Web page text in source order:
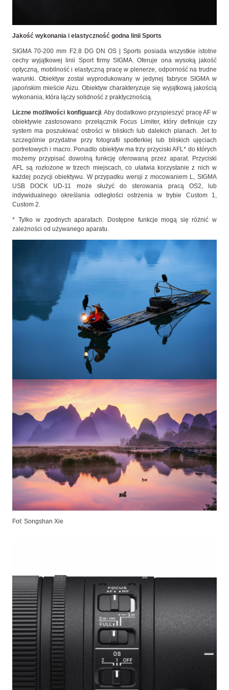
Jakość wykonania i elastyczność godna linii Sports
SIGMA 70-200 mm F2.8 DG DN OS | Sports posiada wszystkie istotne
cechy wyjątkowej linii Sport firmy SIGMA. Oferuje ona wysoką jakość
optyczną, mobilność i elastyczną pracę w plenerze, odporność na trudne
warunki. Obiektyw został wyprodukowany w jedynej fabryce SIGMA w
japońskim mieście Aizu. Obiektyw charakteryzuje się wyjątkową jakością
wykonania, która łączy solidność z praktycznością.
Liczne możliwości konfiguarcji. Aby dodatkowo przyspieszyć pracę AF w
obiektywie zastosowano przełącznik Focus Limiter, który definiuje czy
system ma poszukiwać ostrości w bliskich lub dalekich planach. Jet to
szczególnie przydatne przy fotografii spotterkiej lub bliskich ujęciach
portretowych i macro. Ponadto obiektyw ma trzy przyciski AFL* do których
możemy przypisać dowolną funkcję oferowaną przez aparat. Przyciski
AFL są rozłożone w trzech miejscach, co ułatwia korzystanie z nich w
każdej pozycji obiektywu. W przypadku wersji z mocowaniem L, SIGMA
USB DOCK UD-11 może służyć do sterowania pracą OS2, lub
indywidualnego określania odległości ostrzenia w trybie Custom 1,
Custom 2.
* Tylko w zgodnych aparatach. Dostępne funkcje mogą się różnić w
zależności od używanego aparatu.
Fot: Songshan Xie